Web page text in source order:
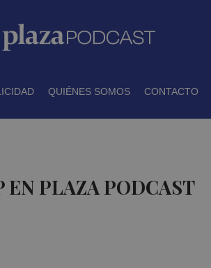
QUIÉNES SOMOS CONTACTO
EN PLAZA PODCAST